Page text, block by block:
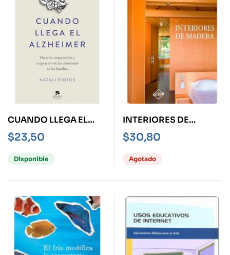
CUANDO LLEGA EL
ALZHEIMER
$23,50
Disponible
INTERIORES DE
MADERA
$30,80
Agotado